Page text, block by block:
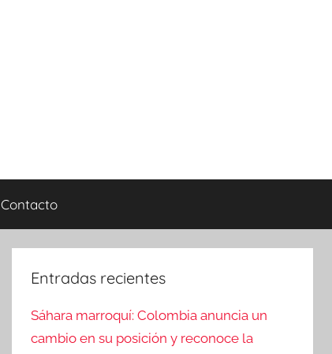
Contacto
Entradas recientes
Sáhara marroquí: Colombia anuncia un
cambio en su posición y reconoce la